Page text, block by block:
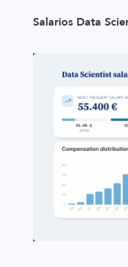
Salarios Data
Ofertas en Telegram
Brújula salarial
Guía de roles
EMPRESAS
Calculadora salarial ofertas
HR as a Service
Newsletter